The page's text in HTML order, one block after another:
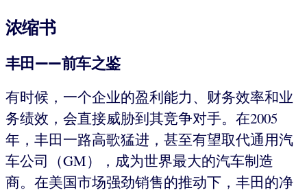
浓缩书
丰田——前车之鉴
有时候，一个企业的盈利能力、财务效率和业
务绩效，会直接威胁到其竞争对手。在2005
年，丰田一路高歌猛进，甚至有望取代通用汽
车公司（GM），成为世界最大的汽车制造
商。在美国市场强劲销售的推动下，丰田的净